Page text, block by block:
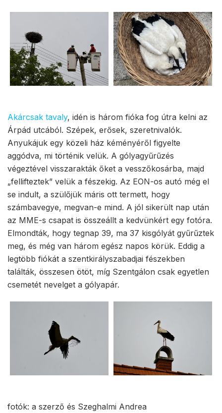
Akárcsak tavaly, idén is három fióka fog útra kelni az
Árpád utcából. Szépek, erősek, szeretnivalók.
Anyukájuk egy közeli ház kéményéről figyelte
aggódva, mi történik velük. A gólyagyűrűzés
végeztével visszarakták őket a vesszőkosárba, majd
„fellifteztek” velük a fészekig. Az EON-os autó még el
se indult, a szülőjük máris ott termett, hogy
számbavegye, megvan-e mind. A jól sikerült nap után
az MME-s csapat is összeállt a kedvünkért egy fotóra.
Elmondták, hogy tegnap 39, ma 37 kisgólyát gyűrűztek
meg, és még van három egész napos körük. Eddig a
legtöbb fiókát a szentkirályszabadjai fészekben
találták, összesen ötöt, míg Szentgálon csak egyetlen
csemetét nevelget a gólyapár.
fotók: a szerző és Szeghalmi Andrea